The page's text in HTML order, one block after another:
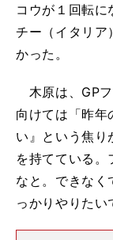
コウが１回転
チー（イタリア
かった。
木原は、GP
向けては「昨
い』という焦
を持てている
なと。できなく
っかりやりたい